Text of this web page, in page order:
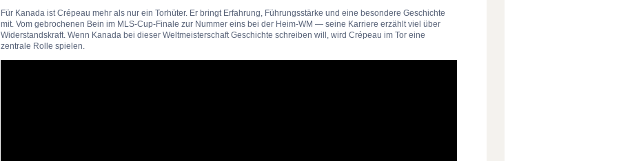
Für Kanada ist Crépeau mehr als nur ein Torhüter. Er bringt Erfahrung, Führungsstärke und eine besondere Geschichte
mit. Vom gebrochenen Bein im MLS-Cup-Finale zur Nummer eins bei der Heim-WM — seine Karriere erzählt viel über
Widerstandskraft. Wenn Kanada bei dieser Weltmeisterschaft Geschichte schreiben will, wird Crépeau im Tor eine
zentrale Rolle spielen.